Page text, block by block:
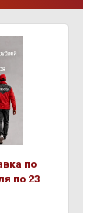
по
по 23